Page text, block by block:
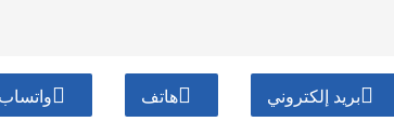
بريد إلكتروني هاتف واتساب